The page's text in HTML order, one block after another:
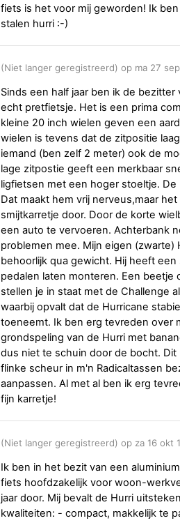
fiets is het voor mij geworden! Ik
stalen hurri :-)
(Niet langer geregistreerd) op ma 27
Sinds een half jaar ben ik de
echt pretfietsje. Het is een prima
kleine 20 inch wielen geven een
wielen is tevens dat de zitpositie
iemand (ben zelf 2 meter) ook de
lage zitpostie geeft een merkbaar
ligfietsen met een hoger stoeltje.
Dat maakt hem vrij nerveus,maar
smijtkarretje door. Door de korte
een auto te vervoeren. Achterbank
problemen mee. Mijn eigen
behoorlijk qua gewicht. Hij heeft
pedalen laten monteren. Een
stellen je in staat met de Challenge
waarbij opvalt dat de Hurricane
toeneemt. Ik ben erg tevreden over
grondspeling van de Hurri met
dus niet te schuin door de bocht.
flinke scheur in m'n Radicaltassen
aanpassen. Al met al ben ik erg
fijn karretje!
(Niet langer geregistreerd) op za 16 okt
Ik ben in het bezit van een
fiets hoofdzakelijk voor woon-
jaar door. Mij bevalt de Hurri
kwaliteiten: - compact, makkelijk te